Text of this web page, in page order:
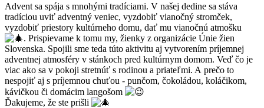
Advent sa spája s mnohými tradíciami. V našej dedine sa stáva
tradíciou uviť adventný veniec, vyzdobiť vianočný stromček,
vyzdobiť priestory kultúrneho domu, dať mu vianočnú atmošku
. Prispievame k tomu my, žienky z organizácie Únie žien
Slovenska. Spojili sme teda túto aktivitu aj vytvorením príjemnej
adventnej atmosféry v stánkoch pred kultúrnym domom. Veď čo je
viac ako sa v pokoji stretnúť s rodinou a priateľmi. A prečo to
nespojiť aj s príjemnou chuťou - punčom, čokoládou, koláčikom,
kávičkou či domácim langošom
Ďakujeme, že ste prišli